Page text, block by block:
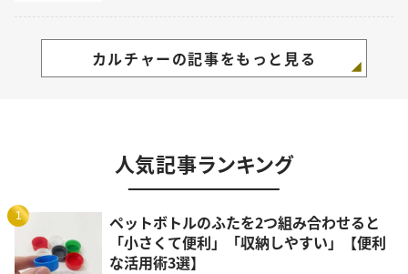
カルチャーの記事をもっと見る
人気記事ランキング
1
ペットボトルのふたを2つ組み合わせると
「小さくて便利」「収納しやすい」【便利
な活用術3選】